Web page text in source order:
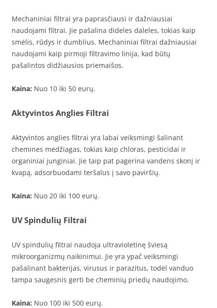
Mechaniniai filtrai yra paprasčiausi ir dažniausiai
naudojami filtrai. Jie pašalina dideles daleles, tokias kaip
smėlis, rūdys ir dumblius. Mechaniniai filtrai dažniausiai
naudojami kaip pirmoji filtravimo linija, kad būtų
pašalintos didžiausios priemaišos.
Kaina: Nuo 10 iki 50 eurų.
Aktyvintos Anglies Filtrai
Aktyvintos anglies filtrai yra labai veiksmingi šalinant
chemines medžiagas, tokias kaip chloras, pesticidai ir
organiniai junginiai. Jie taip pat pagerina vandens skonį ir
kvapą, adsorbuodami teršalus į savo paviršių.
Kaina: Nuo 20 iki 100 eurų.
UV Spindulių Filtrai
UV spindulių filtrai naudoja ultravioletinę šviesą
mikroorganizmų naikinimui. Jie yra ypač veiksmingi
pašalinant bakterijas, virusus ir parazitus, todėl vanduo
tampa saugesnis gerti be cheminių priedų naudojimo.
Kaina: Nuo 100 iki 500 eurų.